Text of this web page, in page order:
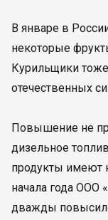
В январе в
некоторые
Курильщики тоже
отечественных
Повышение не
дизельное
продукты имеют
начала года ООО
дважды